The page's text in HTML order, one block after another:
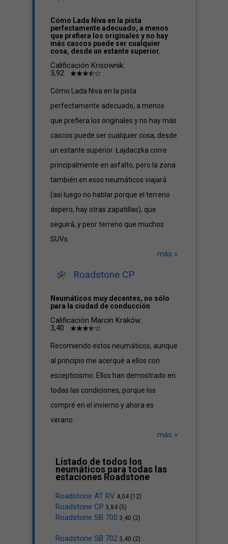
Cómo Lada Niva en la pista
perfectamente adecuado, a menos
que prefiera los originales y no hay
más cascos puede ser cualquier
cosa, desde un estante superior.
Calificación Krisownik:
3,92
Cómo Lada Niva en la pista
perfectamente adecuado, a menos
que prefiera los originales y no hay más
cascos puede ser cualquier cosa, desde
un estante superior. Łajdaczka corre
principalmente en asfalto, pero la zona
también en esos neumáticos viajará
(así luego no hablar porque el terreno
áspero, hay otras zapatillas), que
seguirá, y peor terreno que muchos
SUVs.
más »
Roadstone CP
Neumáticos muy decentes, no sólo
para la ciudad de conducción
Calificación Marcin Kraków:
3,40
Recomiendo estos neumáticos, aunque
al principio me acerqué a ellos con
escepticismo. Ellos han demostrado en
todas las condiciones, porque los
compré en el invierno y ahora es
verano.
más »
Listado de todos los
neumáticos para todas las
estaciones Roadstone
Roadstone AT RV 4,04 (12)
Roadstone CP 3,84 (5)
Roadstone SB 700 3,40 (2)
Roadstone SB 702 3,40 (2)